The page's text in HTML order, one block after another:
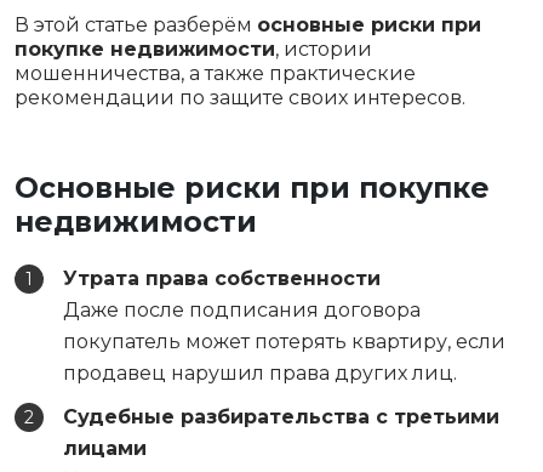
В этой статье разберём основные риски при
покупке недвижимости, истории
мошенничества, а также практические
рекомендации по защите своих интересов.
Основные риски при покупке
недвижимости
Утрата права собственности
Даже после подписания договора
покупатель может потерять квартиру, если
продавец нарушил права других лиц.
Судебные разбирательства с третьими
лицами